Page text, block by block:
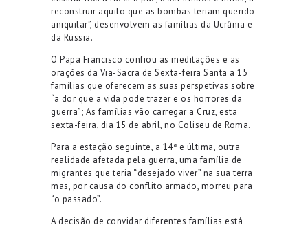
reconstruir aquilo que as bombas teriam querido
aniquilar”, desenvolvem as famílias da Ucrânia e
da Rússia.
O Papa Francisco confiou as meditações e as
orações da Via-Sacra de Sexta-feira Santa a 15
famílias que oferecem as suas perspetivas sobre
“a dor que a vida pode trazer e os horrores da
guerra”; As famílias vão carregar a Cruz, esta
sexta-feira, dia 15 de abril, no Coliseu de Roma.
Para a estação seguinte, a 14ª e última, outra
realidade afetada pela guerra, uma família de
migrantes que teria “desejado viver” na sua terra
mas, por causa do conflito armado, morreu para
“o passado”.
A decisão de convidar diferentes famílias está